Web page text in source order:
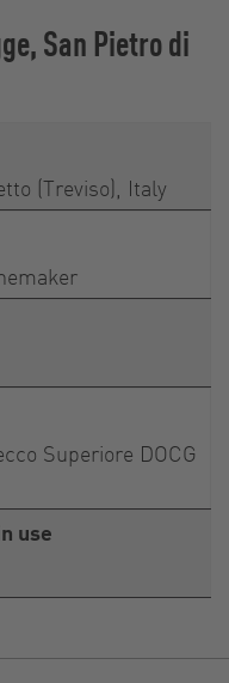
San Pietro di
(Treviso), Italy
Superiore DOCG
use